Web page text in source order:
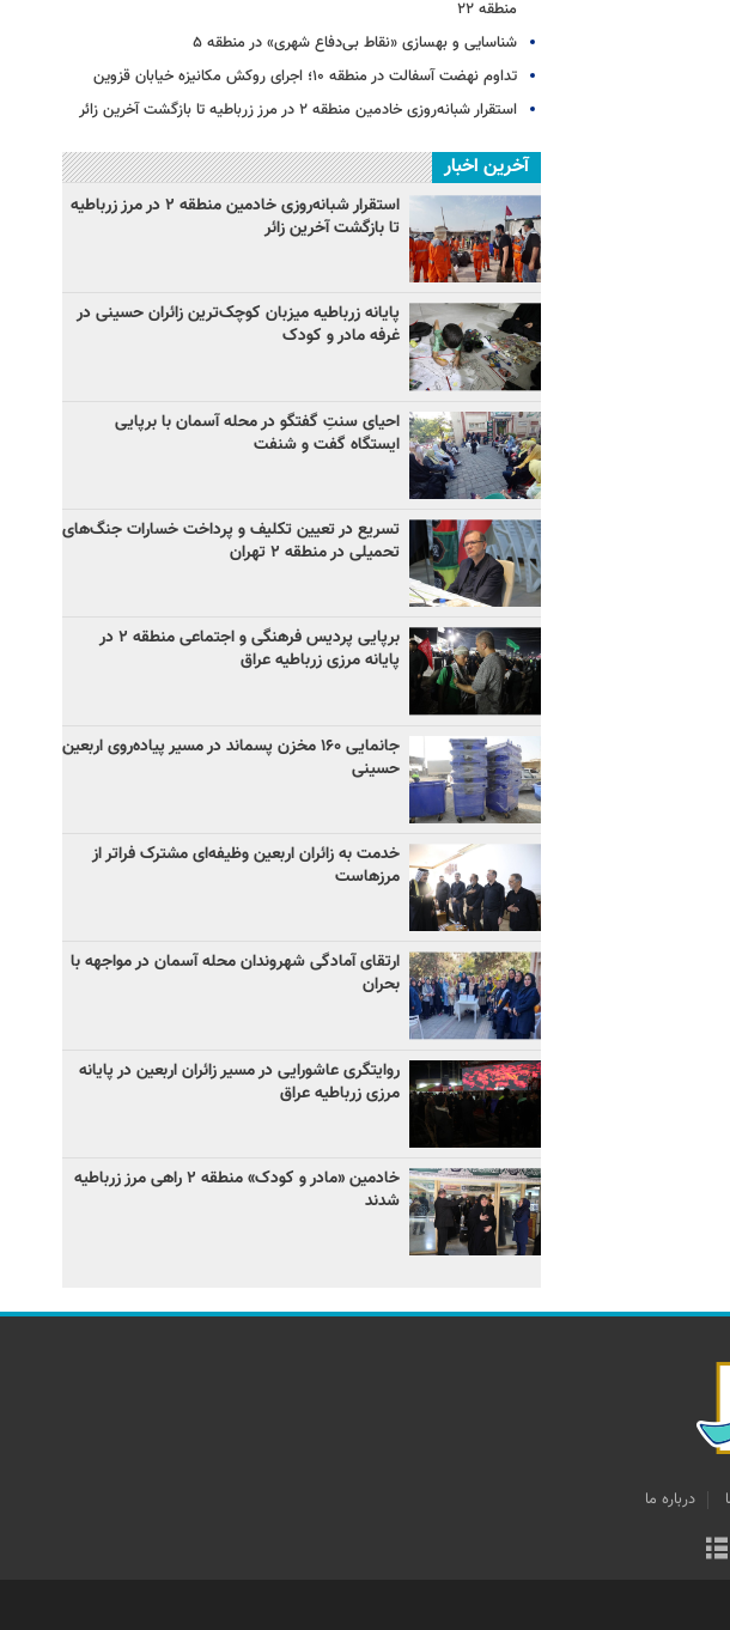
منطقه ۲۲
شناسایی و بهسازی «نقاط بی‌دفاع شهری» در منطقه ۵
تداوم نهضت آسفالت در منطقه ۱۰؛ اجرای روکش مکانیزه خیابان قزوین
استقرار شبانه‌روزی خادمین منطقه ۲ در مرز زرباطیه تا بازگشت آخرین زائر
آخرین اخبار
استقرار شبانه‌روزی خادمین منطقه ۲ در مرز زرباطیه
تا بازگشت آخرین زائر
پایانه زرباطیه میزبان کوچک‌ترین زائران حسینی در
غرفه مادر و کودک
احیای سنتِ گفتگو در محله آسمان با برپایی
ایستگاه گفت و شنفت
تسریع در تعیین تکلیف و پرداخت خسارات جنگ‌های
تحمیلی در منطقه ۲ تهران
برپایی پردیس فرهنگی و اجتماعی منطقه ۲ در
پایانه مرزی زرباطیه عراق
جانمایی ۱۶۰ مخزن پسماند در مسیر پیاده‌روی اربعین
حسینی
خدمت به زائران اربعین وظیفه‌ای مشترک فراتر از
مرزهاست
ارتقای آمادگی شهروندان محله آسمان در مواجهه با
بحران
روایتگری عاشورایی در مسیر زائران اربعین در پایانه
مرزی زرباطیه عراق
خادمین «مادر و کودک» منطقه ۲ راهی مرز زرباطیه
شدند
درباره ما